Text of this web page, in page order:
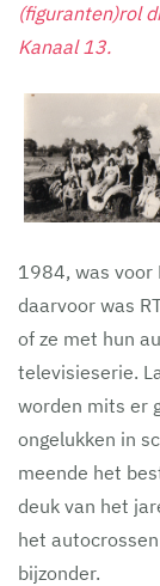
(figuranten)rol
Kanaal 13.
1984, was voor
daarvoor was
of ze met hun
televisieserie.
worden mits er
ongelukken in
meende het
deuk van het
het
bijzonder.